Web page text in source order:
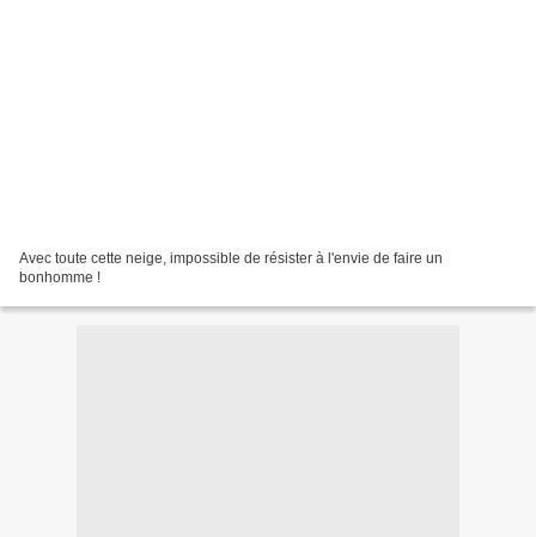
Avec toute cette neige, impossible de résister à l'envie de faire un
bonhomme !